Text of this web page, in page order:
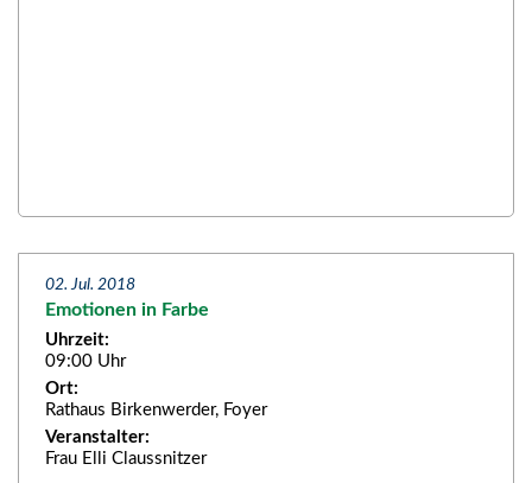
02. Jul. 2018
Emotionen in Farbe
Uhrzeit:
09:00 Uhr
Ort:
Rathaus Birkenwerder, Foyer
Veranstalter:
Frau Elli Claussnitzer